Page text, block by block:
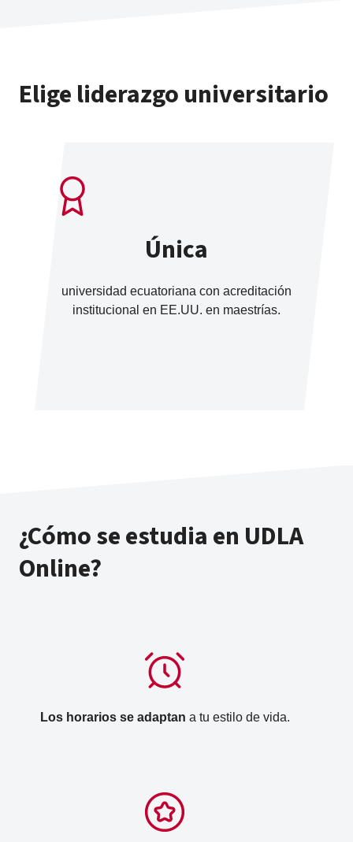
Elige liderazgo universitario
Única
universidad ecuatoriana con acreditación
institucional en EE.UU. en maestrías.
¿Cómo se estudia en UDLA
Online?
Los horarios se adaptan a tu estilo de vida.